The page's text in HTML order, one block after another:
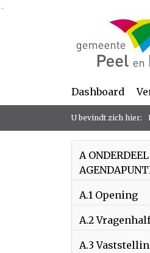
Ga naar de inhoud van deze
Dashboard
U bevindt zich hier:
A
A.1 Opening
A.2
A.3